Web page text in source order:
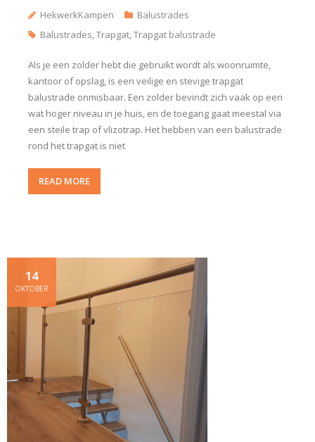
HekwerkKampen
Balustrades
Balustrades,Trapgat,Trapgat balustrade
Als je een zolder hebt die gebruikt wordt als woonruimte,
kantoor of opslag, is een veilige en stevige trapgat
balustrade onmisbaar. Een zolder bevindt zich vaak op een
wat hoger niveau in je huis, en de toegang gaat meestal via
een steile trap of vlizotrap. Het hebben van een balustrade
rond het trapgat is niet
READ MORE
14
OKTOBER